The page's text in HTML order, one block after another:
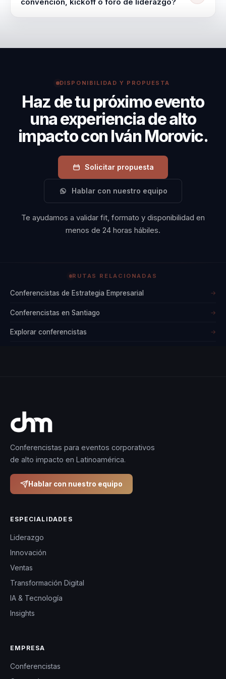
Morovic transforma la toma de decisiones y la
DISPONIBILIDAD Y PROPUESTA
Haz de tu próximo evento
una experiencia de alto
impacto con Iván Morovic.
Solicitar propuesta
Hablar con nuestro equipo
Te ayudamos a validar fit, formato y disponibilidad en
menos de 24 horas hábiles.
RUTAS RELACIONADAS
Conferencistas de Estrategia Empresarial →
Conferencistas en Santiago →
Explorar conferencistas →
Conferencistas para eventos corporativos
de alto impacto en Latinoamérica.
Hablar con nuestro equipo
ESPECIALIDADES
Liderazgo
Innovación
Ventas
Transformación Digital
IA & Tecnología
Insights
EMPRESA
Conferencistas